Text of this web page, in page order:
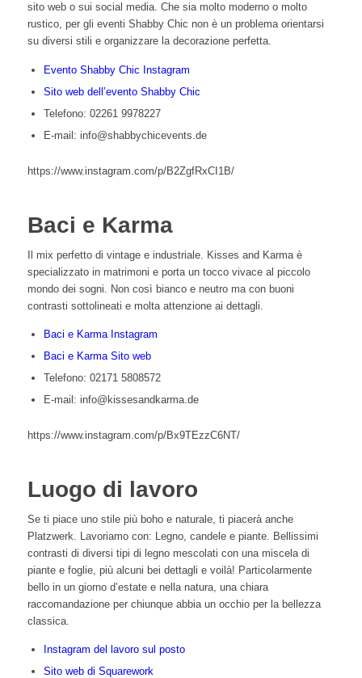
sito web o sui social media. Che sia molto moderno o molto
rustico, per gli eventi Shabby Chic non è un problema orientarsi
su diversi stili e organizzare la decorazione perfetta.
Evento Shabby Chic Instagram
Sito web dell’evento Shabby Chic
Telefono: 02261 9978227
E-mail: info@shabbychicevents.de
https://www.instagram.com/p/B2ZgfRxCI1B/
Baci e Karma
Il mix perfetto di vintage e industriale. Kisses and Karma è
specializzato in matrimoni e porta un tocco vivace al piccolo
mondo dei sogni. Non così bianco e neutro ma con buoni
contrasti sottolineati e molta attenzione ai dettagli.
Baci e Karma Instagram
Baci e Karma Sito web
Telefono: 02171 5808572
E-mail: info@kissesandkarma.de
https://www.instagram.com/p/Bx9TEzzC6NT/
Luogo di lavoro
Se ti piace uno stile più boho e naturale, ti piacerà anche
Platzwerk. Lavoriamo con: Legno, candele e piante. Bellissimi
contrasti di diversi tipi di legno mescolati con una miscela di
piante e foglie, più alcuni bei dettagli e voilà! Particolarmente
bello in un giorno d’estate e nella natura, una chiara
raccomandazione per chiunque abbia un occhio per la bellezza
classica.
Instagram del lavoro sul posto
Sito web di Squarework